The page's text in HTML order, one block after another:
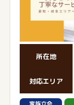
所在地
対応エリア